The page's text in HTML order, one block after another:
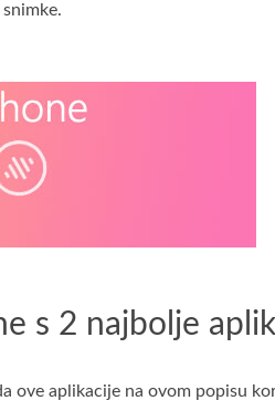
s 2 najbolje
ove aplikacije na ovom popisu